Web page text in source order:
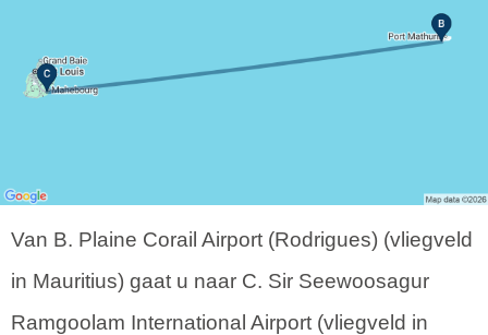
Van B. Plaine Corail Airport (Rodrigues) (vliegveld
in Mauritius) gaat u naar C. Sir Seewoosagur
Ramgoolam International Airport (vliegveld in